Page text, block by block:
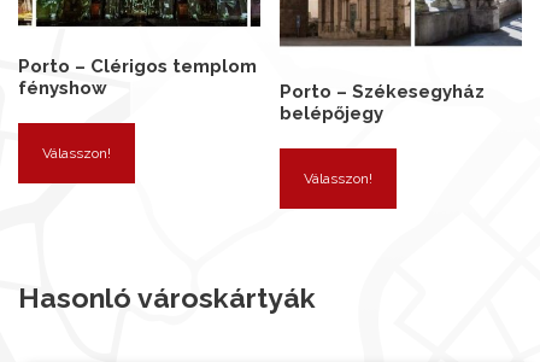
Porto – Clérigos templom
fényshow
Válasszon!
Porto – Székesegyház
belépőjegy
Válasszon!
Hasonló városkártyák